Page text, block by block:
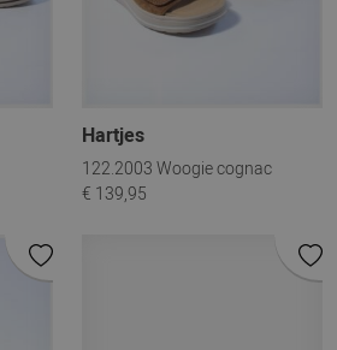
Hartjes
122.2003 Woogie cognac
€ 139,95